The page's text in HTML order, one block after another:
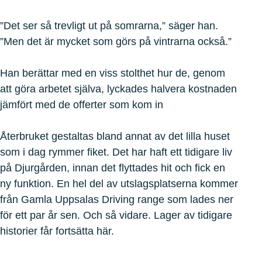
”Det ser så trevligt ut på somrarna,” säger han.
”Men det är mycket som görs på vintrarna också.”
Han berättar med en viss stolthet hur de, genom
att göra arbetet själva, lyckades halvera kostnaden
jämfört med de offerter som kom in
Återbruket gestaltas bland annat av det lilla huset
som i dag rymmer fiket. Det har haft ett tidigare liv
på Djurgården, innan det flyttades hit och fick en
ny funktion. En hel del av utslagsplatserna kommer
från Gamla Uppsalas Driving range som lades ner
för ett par år sen. Och så vidare. Lager av tidigare
historier får fortsätta här.